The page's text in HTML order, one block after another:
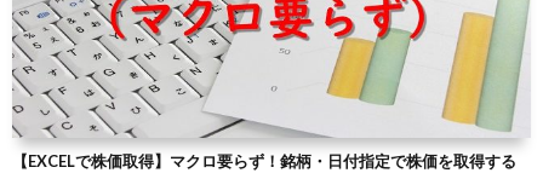
【EXCELで株価取得】マクロ要らず！銘柄・日付指定で株価を取得する